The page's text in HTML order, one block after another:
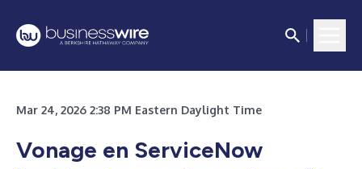
Mar 24, 2026 2:38 PM Eastern Daylight Time
Vonage en ServiceNow